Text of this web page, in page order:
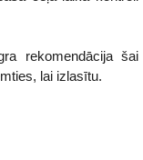
rekomendācija šai
lai izlasītu.